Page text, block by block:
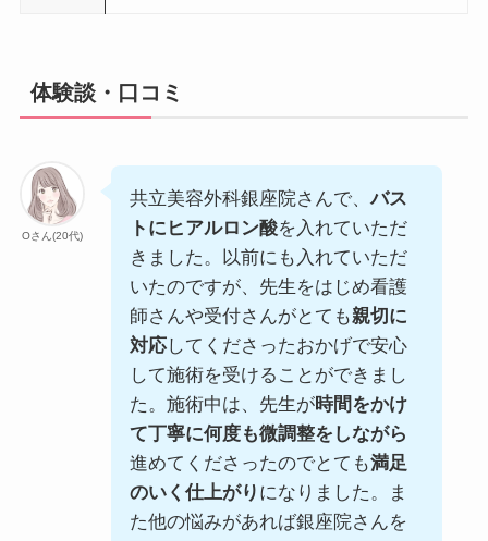
体験談・口コミ
Oさん(20代)
共立美容外科銀座院さんで、バス
トにヒアルロン酸を入れていただ
きました。以前にも入れていただ
いたのですが、先生をはじめ看護
師さんや受付さんがとても親切に
対応してくださったおかげで安心
して施術を受けることができまし
た。施術中は、先生が時間をかけ
て丁寧に何度も微調整をしながら
進めてくださったのでとても満足
のいく仕上がり になりました。ま
た他の悩みがあれば銀座院さんを